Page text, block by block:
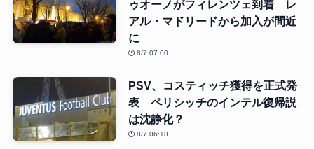
ゥオーノがフィレンツェ到着 レ
アル・マドリードから加入が間近
に
8/7 07:00
PSV、コスティッチ獲得を正式発
表 ペリシッチのインテル復帰説
は沈静化？
8/7 06:18